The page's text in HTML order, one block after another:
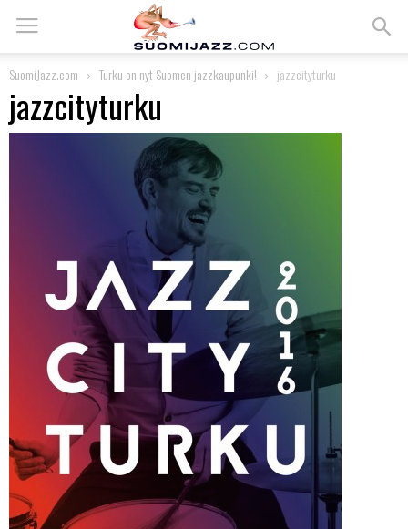
SuomiJazz.com Turku on nyt Suomen jazzkaupunki! jazzcityturku
jazzcityturku